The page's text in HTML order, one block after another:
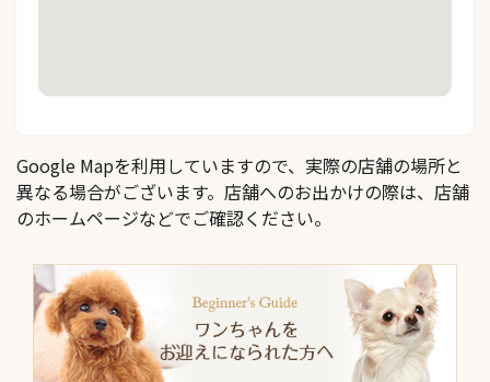
Google Mapを利用していますので、実際の店舗の場所と
異なる場合がございます。店舗へのお出かけの際は、店舗
のホームページなどでご確認ください。